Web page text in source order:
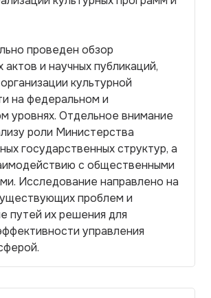
проведен обзор
и научных публикаций,
культурной
на федеральном и
уровнях. Отдельное внимание
роли Министерства
государственных структур, а
с общественными
Исследование направлено на
проблем и
путей их решения для
управления